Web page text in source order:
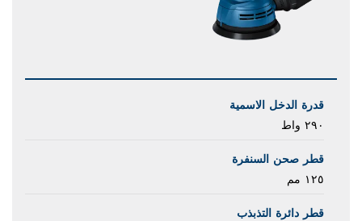
قدرة الدخل الاسمية
٢٩٠ واط
قطر صحن السنفرة
١٢٥ مم
قطر دائرة التذبذب